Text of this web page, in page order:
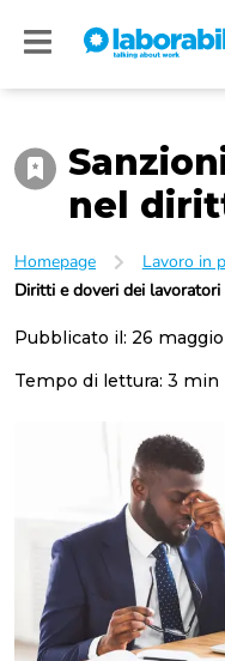
I nostri social
Accedi
People
Company
nel
Homepage Lavoro in
Diritti e doveri dei lavoratori
Pubblicato il: 26
Tempo di lettura: 3 min